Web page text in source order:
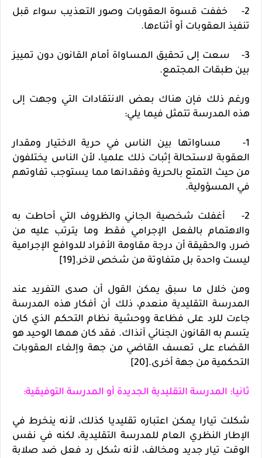
2- خففت قسوة العقوبات وصور التعذيب سواء قبل
تنفيذ العقوبات أو أثناءها.
3- سعت إلى تحقيق المساواة أمام القانون دون تمييز
بين طبقات المجتمع.
ورغم ذلك فإن هناك بعض الانتقادات التي وجهت إلى
هذه المدرسة تتمثل فيما يلي:
1- مساواتها بين الناس في حرية الاختيار ومقدار
العقوبة لاستحالة إثبات ذلك علميا، لأن الناس يختلفون
من حيث التمتع بالحرية وفقدانها مما يستوجب تفاوتهم
في المسؤولية.
2- أغفلت شخصية الجاني والظروف التي أحاطت به
والاهتمام بالفعل الإجرامي فقط وما يترتب عليه من
ضرر، والحقيقة أن درجة مقاومة الأفراد للدوافع الإجرامية
ليست واحدة بل متفاوتة من شخص لآخر.[19]
ومن خلال ما سبق يمكن القول أن صدى التفريد عند
المدرسة التقليدية منعدم، ذلك أن أفكار هذه المدرسة
جاءت للرد على فظاعة ووحشية نظام التحكم الذي كان
يتسم به القانون الجنائي آنذاك. فقد كان همها الوحيد هو
القضاء على تعسف القاضي من جهة وإلغاء العقوبات
التحكمية من جهة أخرى.[20]
ثانيا: المدرسة التقليدية الجديدة أو المدرسة التوفيقية:
شكلت تيارا يمكن اعتباره تقليديا كذلك، لأنه ينخرط في
الإطار النظري العام للمدرسة التقليدية، لكنه في نفس
الوقت تيار جديد ومخالف، لأنه شكل رد فعل ضد صلابة